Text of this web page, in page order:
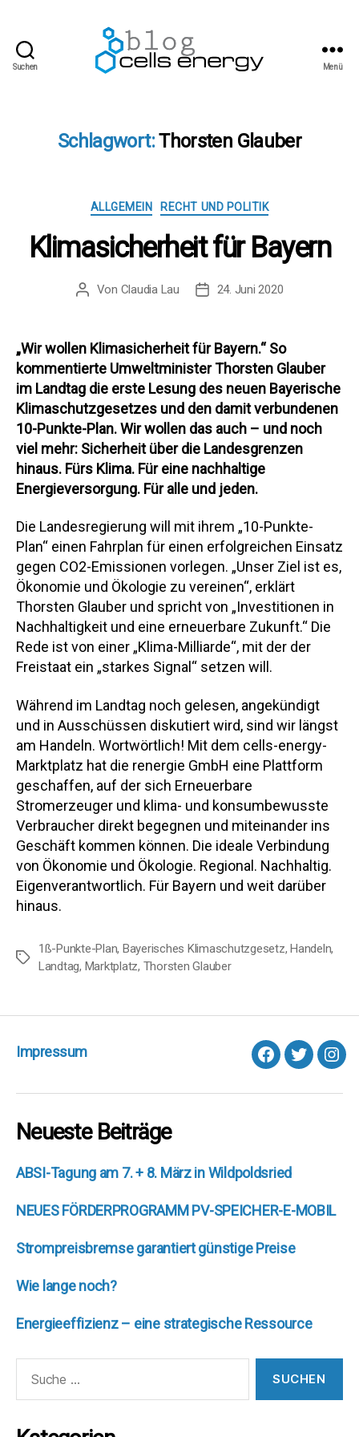
Suchen Menü
Schlagwort:Thorsten Glauber
Kategorien
ALLGEMEIN RECHT UND POLITIK
Klimasicherheit für Bayern
Beitragsautor
Von Claudia Lau Beitragsdatum
24. Juni 2020
„Wir wollen Klimasicherheit für Bayern.“ So
kommentierte Umweltminister Thorsten Glauber
im Landtag die erste Lesung des neuen Bayerische
Klimaschutzgesetzes und den damit verbundenen
10-Punkte-Plan. Wir wollen das auch – und noch
viel mehr: Sicherheit über die Landesgrenzen
hinaus. Fürs Klima. Für eine nachhaltige
Energieversorgung. Für alle und jeden.
Die Landesregierung will mit ihrem „10-Punkte-
Plan“ einen Fahrplan für einen erfolgreichen Einsatz
gegen CO2-Emissionen vorlegen. „Unser Ziel ist es,
Ökonomie und Ökologie zu vereinen“, erklärt
Thorsten Glauber und spricht von „Investitionen in
Nachhaltigkeit und eine erneuerbare Zukunft.“ Die
Rede ist von einer „Klima-Milliarde“, mit der der
Freistaat ein „starkes Signal“ setzen will.
Während im Landtag noch gelesen, angekündigt
und in Ausschüssen diskutiert wird, sind wir längst
am Handeln. Wortwörtlich! Mit dem cells-energy-
Marktplatz hat die renergie GmbH eine Plattform
geschaffen, auf der sich Erneuerbare
Stromerzeuger und klima- und konsumbewusste
Verbraucher direkt begegnen und miteinander ins
Geschäft kommen können. Die ideale Verbindung
von Ökonomie und Ökologie. Regional. Nachhaltig.
Eigenverantwortlich. Für Bayern und weit darüber
hinaus.
Schlagwörter
1ß-Punkte-Plan, Bayerisches Klimaschutzgesetz,Handeln,
Landtag, Marktplatz, Thorsten Glauber
Impressum
facebook
Twitter
Neueste Beiträge
ABSI-Tagung am 7. + 8. März in Wildpoldsried
NEUES FÖRDERPROGRAMM PV-SPEICHER-E-MOBIL
Strompreisbremse garantiert günstige Preise
Wie lange noch?
Energieeffizienz – eine strategische Ressource
nach: